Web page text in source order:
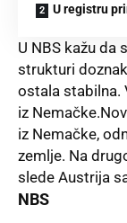
U registru
U NBS kažu da
strukturi
ostala stabilna.
iz
iz Nemačke,
zemlje. Na
slede Austrija
NBS